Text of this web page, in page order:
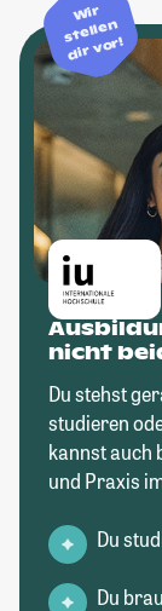
Wir
stellen
dir vor!
nicht
Du stehst
studieren
kannst auch
und Praxis
Du
Du